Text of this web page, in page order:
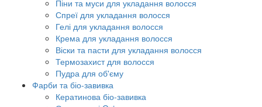
Піни та муси для укладання волосся
Спреї для укладання волосся
Гелі для укладання волосся
Крема для укладання волосся
Віски та пасти для укладання волосся
Термозахист для волосся
Пудра для об'єму
Фарби та біо-завивка
Кератинова біо-завивка